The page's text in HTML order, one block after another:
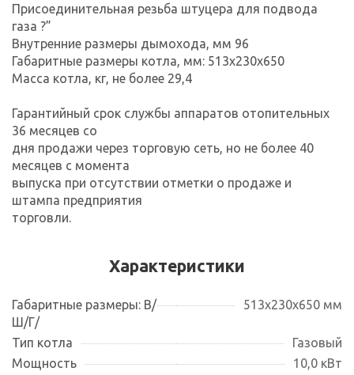
Присоединительная резьба штуцера для подвода
газа ?”
Внутренние размеры дымохода, мм 96
Габаритные размеры котла, мм: 513х230х650
Масса котла, кг, не более 29,4
Гарантийный срок службы аппаратов отопительных
36 месяцев со
дня продажи через торговую сеть, но не более 40
месяцев с момента
выпуска при отсутствии отметки о продаже и
штампа предприятия
торговли.
Характеристики
Габаритные размеры: В/
Ш/Г/
513х230х650 мм
Тип котла
Газовый
Мощность
10,0 кВт